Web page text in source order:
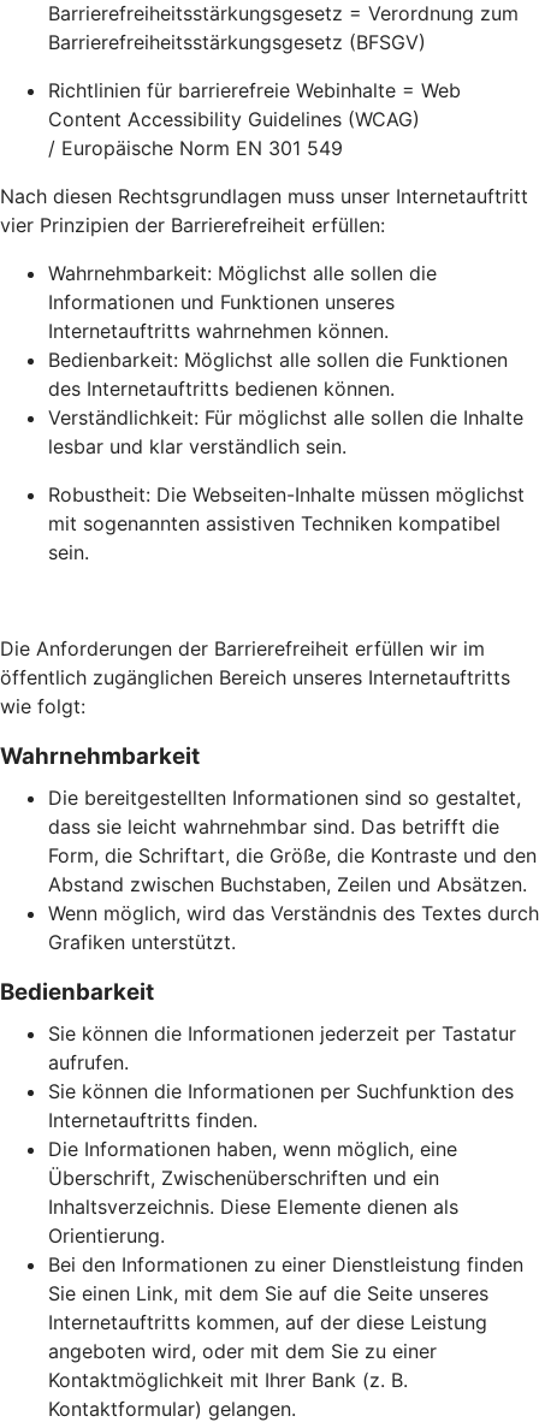
Barrierefreiheitsstärkungsgesetz = Verordnung zum
Barrierefreiheitsstärkungsgesetz (BFSGV)
Richtlinien für barrierefreie Webinhalte = Web
Content Accessibility Guidelines (WCAG)
/ Europäische Norm EN 301 549
Nach diesen Rechtsgrundlagen muss unser Internetauftritt
vier Prinzipien der Barrierefreiheit erfüllen:
Wahrnehmbarkeit: Möglichst alle sollen die
Informationen und Funktionen unseres
Internetauftritts wahrnehmen können.
Bedienbarkeit: Möglichst alle sollen die Funktionen
des Internetauftritts bedienen können.
Verständlichkeit: Für möglichst alle sollen die Inhalte
lesbar und klar verständlich sein.
Robustheit: Die Webseiten-Inhalte müssen möglichst
mit sogenannten assistiven Techniken kompatibel
sein.
Die Anforderungen der Barrierefreiheit erfüllen wir im
öffentlich zugänglichen Bereich unseres Internetauftritts
wie folgt:
Wahrnehmbarkeit
Die bereitgestellten Informationen sind so gestaltet,
dass sie leicht wahrnehmbar sind. Das betrifft die
Form, die Schriftart, die Größe, die Kontraste und den
Abstand zwischen Buchstaben, Zeilen und Absätzen.
Wenn möglich, wird das Verständnis des Textes durch
Grafiken unterstützt.
Bedienbarkeit
Sie können die Informationen jederzeit per Tastatur
aufrufen.
Sie können die Informationen per Suchfunktion des
Internetauftritts finden.
Die Informationen haben, wenn möglich, eine
Überschrift, Zwischenüberschriften und ein
Inhaltsverzeichnis. Diese Elemente dienen als
Orientierung.
Bei den Informationen zu einer Dienstleistung finden
Sie einen Link, mit dem Sie auf die Seite unseres
Internetauftritts kommen, auf der diese Leistung
angeboten wird, oder mit dem Sie zu einer
Kontaktmöglichkeit mit Ihrer Bank (z. B.
Kontaktformular) gelangen.